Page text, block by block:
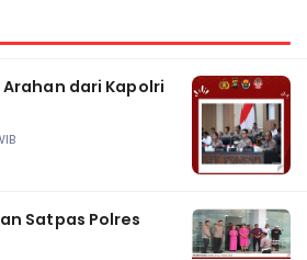
dari Kapolri
Satpas Polres